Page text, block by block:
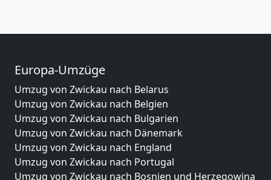
Europa-Umzüge
Umzug von Zwickau nach Belarus
Umzug von Zwickau nach Belgien
Umzug von Zwickau nach Bulgarien
Umzug von Zwickau nach Dänemark
Umzug von Zwickau nach England
Umzug von Zwickau nach Portugal
Umzug von Zwickau nach Bosnien und Herzegowina